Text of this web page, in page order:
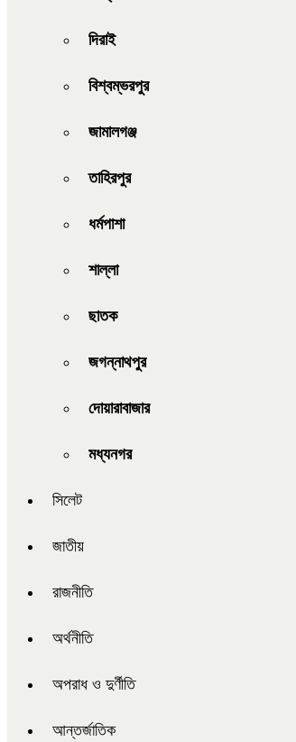
দিরাই
বিশ্বম্ভরপুর
জামালগঞ্জ
তাহিরপুর
ধর্মপাশা
শাল্লা
ছাতক
জগন্নাথপুর
দোয়ারাবাজার
মধ্যনগর
সিলেট
জাতীয়
রাজনীতি
অর্থনীতি
অপরাধ ও দুর্ণীতি
আন্তর্জাতিক